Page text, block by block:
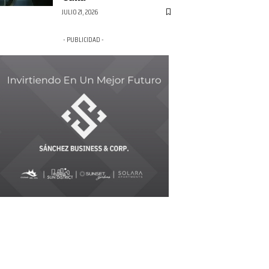
JULIO 21, 2026
- PUBLICIDAD -